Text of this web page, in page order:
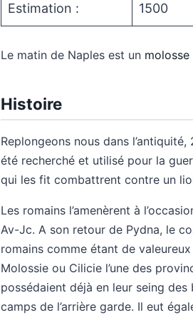
Estimation : 1500
Le matin de Naples est un
Histoire
Replongeons nous dans
été recherché et utilisé pour la
qui les fit combattrent contre un
Les romains l’amenèrent à
Av-Jc. A son retour de Pydna, le
romains comme étant de
Molossie ou Cilicie l’une des
possédaient déjà en leur seing
camps de l’arrière garde. Il eut